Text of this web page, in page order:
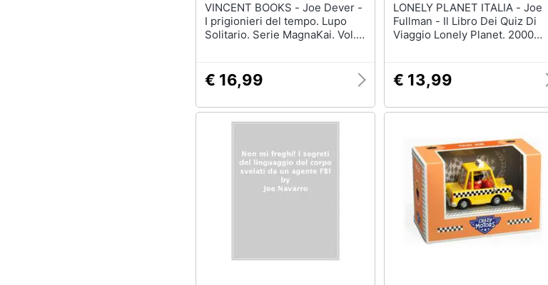
VINCENT BOOKS - Joe Dever -
I prigionieri del tempo. Lupo
Solitario. Serie MagnaKai. Vol.
€ 16,99
LONELY PLANET ITALIA - Joe
Fullman - Il Libro Dei Quiz Di
Viaggio Lonely Planet. 2000
Conoscenza Del Mondo. Vol. 2
€ 13,99